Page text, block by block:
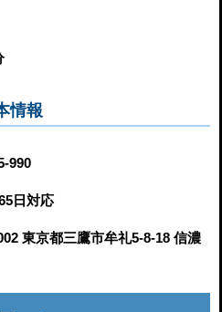
情報
990
日対応
東京都三鷹市牟礼5-8-18 信濃